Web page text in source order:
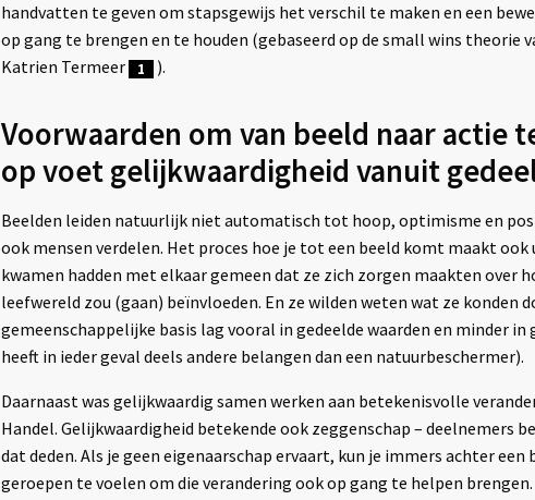
handvatten te geven om stapsgewijs het verschil te maken en een
op gang te brengen en te houden (gebaseerd op de small wins theorie
Katrien Termeer
1 ).
Voorwaarden om van beeld naar actie
op voet gelijkwaardigheid vanuit
Beelden leiden natuurlijk niet automatisch tot hoop, optimisme en
ook mensen verdelen. Het proces hoe je tot een beeld komt maakt ook
kwamen hadden met elkaar gemeen dat ze zich zorgen maakten over
leefwereld zou (gaan) beïnvloeden. En ze wilden weten wat ze konden
gemeenschappelijke basis lag vooral in gedeelde waarden en minder
heeft in ieder geval deels andere belangen dan een natuurbeschermer).
Daarnaast was gelijkwaardig samen werken aan betekenisvolle
Handel. Gelijkwaardigheid betekende ook zeggenschap – deelnemers
dat deden. Als je geen eigenaarschap ervaart, kun je immers achter
geroepen te voelen om die verandering ook op gang te helpen brengen.